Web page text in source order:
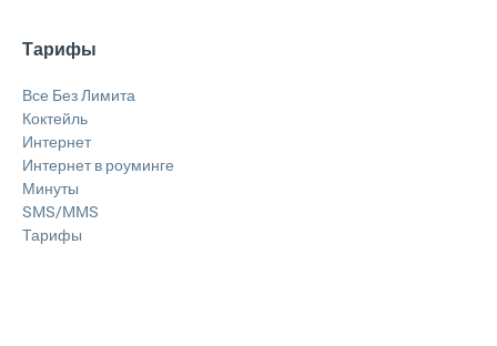
Тарифы
Все Без Лимита
Коктейль
Интернет
Интернет в роуминге
Минуты
SMS/MMS
Тарифы